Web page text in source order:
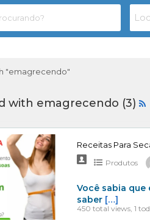
"emagrecendo"
with emagrecendo (3)
Receitas Para
Produtos
Você sabia que
saber […]
450 total views, 1